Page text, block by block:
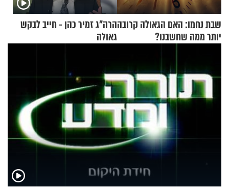
שבת נחמו: האם הגאולה קרובה
יותר ממה שחשבנו?
הרה"ג זמיר כהן - חייב לבקש
גאולה